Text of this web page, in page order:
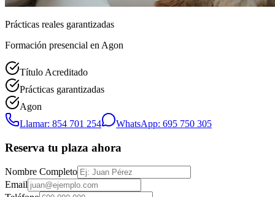
Prácticas reales garantizadas
Formación presencial en Agon
Título Acreditado
Prácticas garantizadas
Agon
Llamar: 854 701 254
WhatsApp: 695 750 305
Reserva tu plaza ahora
Nombre Completo
Email